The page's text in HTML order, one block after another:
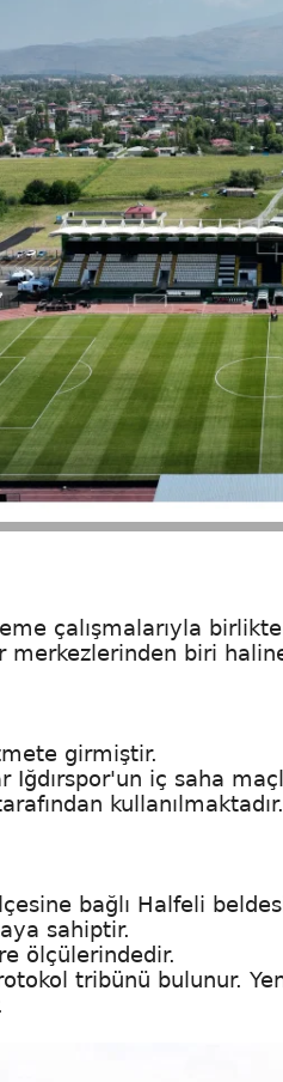
çalışmalarıyla
merkezlerinden biri
girmiştir.
Iğdırspor'un iç saha
kullanılmaktadır.
bağlı Halfeli
sahiptir.
ölçülerindedir.
tribünü bulunur.